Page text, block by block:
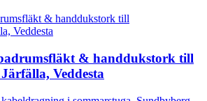
& handdukstork till
Veddesta